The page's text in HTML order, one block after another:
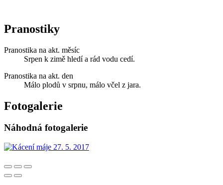
Pranostiky
Pranostika na akt. měsíc
Srpen k zimě hledí a rád vodu cedí.
Pranostika na akt. den
Málo plodů v srpnu, málo včel z jara.
Fotogalerie
Náhodná fotogalerie